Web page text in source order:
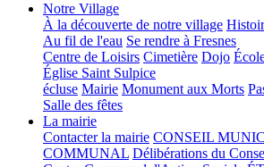
Notre Village
À la découverte de notre village
Au fil de l'eau Se rendre à Fresnes
Centre de Loisirs Cimetière Dojo
Église Saint Sulpice
écluse Mairie Monument aux Morts
Salle des fêtes
La mairie
Contacter la mairie CONSEIL
COMMUNAL Délibérations du